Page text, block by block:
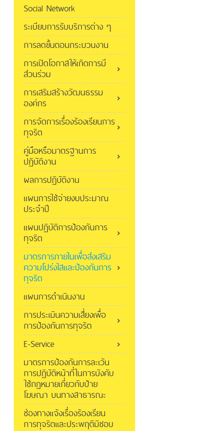
Social Network
ระเบียบการรับบริการต่าง ๆ
การลดขั้นตอนกระบวนงาน
การเปิดโอกาสให้เกิดการมี
ส่วนร่วม
การเสริมสร้างวัฒนธรรม
องค์กร
การจัดการเรื่องร้องเรียนการ
ทุจริต
คู่มือหรือมาตรฐานการ
ปฏิบัติงาน
ผลการปฏิบัติงาน
แผนการใช้จ่ายงบประมาณ
ประจำปี
แผนปฏิบัติการป้องกันการ
ทุจริต
มาตรการภายในเพื่อส่งเสริม
ความโปร่งใสและป้องกันการ
ทุจริต
แผนการดำเนินงาน
การประเมินความเสี่ยงเพื่อ
การป้องกันการทุจริต
E-Service
มาตรการป้องกันการละเว้น
การปฏิบัติหน้าที่ในการบังคับ
ใช้กฎหมายเกี่ยวกับป้าย
โฆษณา บนทางสาธารณะ
ช่องทางแจ้งเรื่องร้องเรียน
การทุจริตและประพฤติมิชอบ